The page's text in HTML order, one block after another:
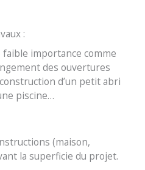
:
faible importance comme
des ouvertures
d’un petit abri
piscine…
(maison,
la superficie du projet.